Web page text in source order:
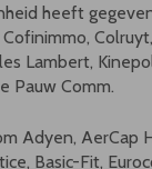
heeft
Lambert,
Pauw Comm.
Adyen, AerCap
Basic-Fit,